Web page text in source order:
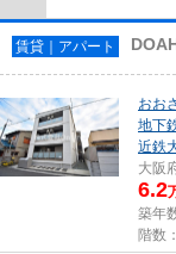
賃貸｜アパート
おお
地下
近鉄
大阪
6.2
築年
階数